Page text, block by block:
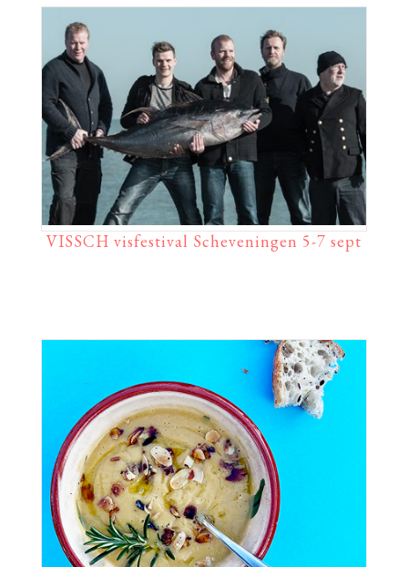
VISSCH visfestival Scheveningen 5-7 sept